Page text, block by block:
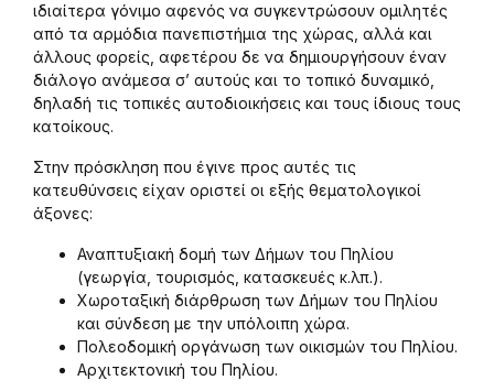
ιδιαίτερα γόνιμο αφενός να συγκεντρώσουν ομιλητές
από τα αρμόδια πανεπιστήμια της χώρας, αλλά και
άλλους φορείς, αφετέρου δε να δημιουργήσουν έναν
διάλογο ανάμεσα σ’ αυτούς και το τοπικό δυναμικό,
δηλαδή τις τοπικές αυτοδιοικήσεις και τους ίδιους τους
κατοίκους.
Στην πρόσκληση που έγινε προς αυτές τις
κατευθύνσεις είχαν οριστεί οι εξής θεματολογικοί
άξονες:
Αναπτυξιακή δομή των Δήμων του Πηλίου
(γεωργία, τουρισμός, κατασκευές κ.λπ.).
Χωροταξική διάρθρωση των Δήμων του Πηλίου
και σύνδεση με την υπόλοιπη χώρα.
Πολεοδομική οργάνωση των οικισμών του Πηλίου.
Αρχιτεκτονική του Πηλίου.